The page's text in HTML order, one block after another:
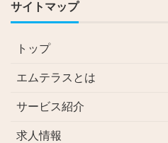
サイトマップ
トップ
エムテラスとは
サービス紹介
求人情報